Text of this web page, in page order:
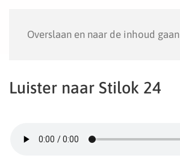
Overslaan en naar de inhoud gaan
Luister naar Stilok 24